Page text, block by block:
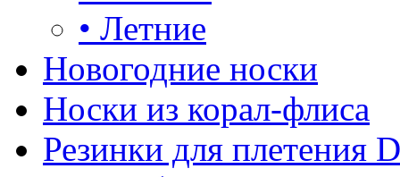
• Летние
Новогодние носки
Носки из корал-флиса
Резинки для плетения